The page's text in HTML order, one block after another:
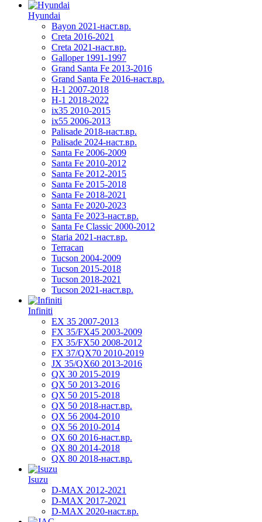
Hyundai
Bayon 2021-наст.вр.
Creta 2016-2021
Creta 2021-наст.вр.
Galloper 1991-1997
Grand Santa Fe 2013-2016
Grand Santa Fe 2016-наст.вр.
H-1 2007-2018
H-1 2018-2022
ix35 2010-2015
ix55 2006-2013
Palisade 2018-наст.вр.
Palisade 2024-наст.вр.
Santa Fe 2006-2009
Santa Fe 2010-2012
Santa Fe 2012-2015
Santa Fe 2015-2018
Santa Fe 2018-2021
Santa Fe 2020-2023
Santa Fe 2023-наст.вр.
Santa Fe Classic 2000-2012
Staria 2021-наст.вр.
Terracan
Tucson 2004-2009
Tucson 2015-2018
Tucson 2018-2021
Tucson 2021-наст.вр.
Infiniti
EX 35 2007-2013
FX 35/FX45 2003-2009
FX 35/FX50 2008-2012
FX 37/QX70 2010-2019
JX 35/QX60 2013-2016
QX 30 2015-2019
QX 50 2013-2016
QX 50 2015-2018
QX 50 2018-наст.вр.
QX 56 2004-2010
QX 56 2010-2014
QX 60 2016-наст.вр.
QX 80 2014-2018
QX 80 2018-наст.вр.
Isuzu
D-MAX 2012-2021
D-MAX 2017-2021
D-MAX 2020-наст.вр.